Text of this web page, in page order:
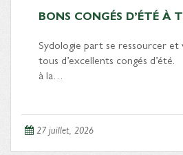
BONS CONGÉS D’ÉTÉ À
Sydologie part se ressourcer et
tous d’excellents congés
à la…
27 juillet, 2026